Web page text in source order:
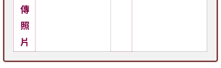
傳
照
片